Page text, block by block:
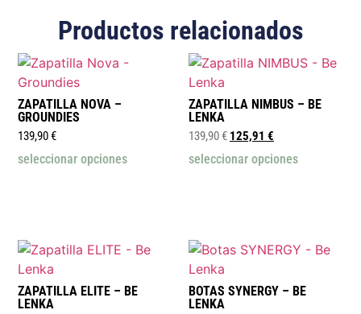
Productos relacionados
ZAPATILLA NOVA –
GROUNDIES
139,90€
seleccionar opciones
ZAPATILLA NIMBUS – BE
LENKA
139,90€ 125,91 €
seleccionar opciones
ZAPATILLA ELITE – BE
LENKA
BOTAS SYNERGY – BE
LENKA